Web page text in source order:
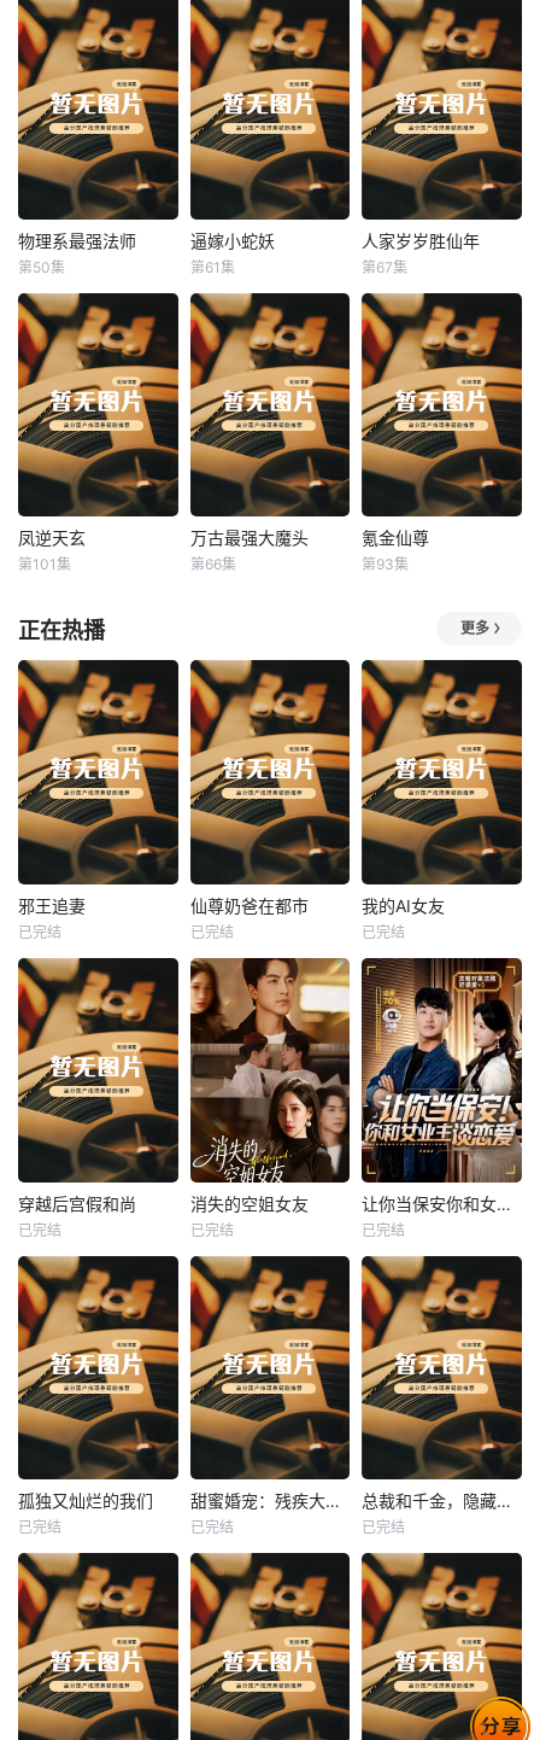
物理系最强法师
物理系最强法师
第50集
逼嫁小蛇妖
逼嫁小蛇妖
第61集
人家岁岁胜仙年
人家岁岁胜仙年
第67集
凤逆天玄
凤逆天玄
第101集
万古最强大魔头
万古最强大魔头
第66集
氪金仙尊
氪金仙尊
第93集
正在热播 更多
热播
邪王追妻
未知
邪王追妻
已完结
热播
未知
仙尊奶爸在都市
已完结
热播
我的AI女友
未知
我的AI女友
已完结
热播
未知
穿越后宫假和尚
已完结
热播
未知
消失的空姐女友
已完结
热播
未知
让你当保安你和女业主谈恋爱
已完结
热播
未知
孤独又灿烂的我们
已完结
热播
未知
甜蜜婚宠：残疾大佬夜夜撩
已完结
热播
未知
总裁和千金，隐藏身份闪婚了
已完结